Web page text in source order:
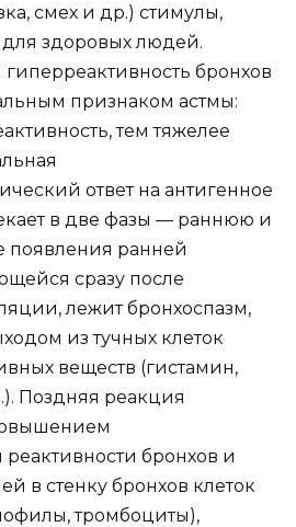
смех и др.) стимулы,
здоровых людей.
бронхов
признаком астмы:
тем тяжелее
ответ на антигенное
в две фазы — раннюю и
появления ранней
сразу после
лежит бронхоспазм,
из тучных клеток
веществ (гистамин,
Поздняя реакция
бронхов и
в стенку бронхов клеток
тромбоциты),